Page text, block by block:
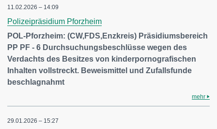
11.02.2026 – 14:09
Polizeipräsidium Pforzheim
POL-Pforzheim: (CW,FDS,Enzkreis) Präsidiumsbereich
PP PF - 6 Durchsuchungsbeschlüsse wegen des
Verdachts des Besitzes von kinderpornografischen
Inhalten vollstreckt. Beweismittel und Zufallsfunde
beschlagnahmt
mehr
29.01.2026 – 15:27